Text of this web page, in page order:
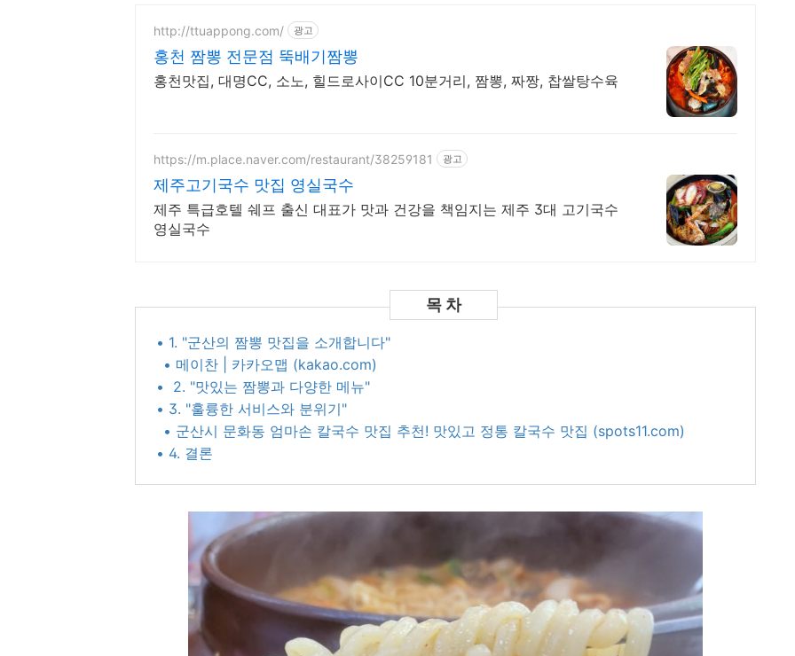
http://ttuappong.com/ 광고
홍천 짬뽕 전문점 뚝배기짬뽕
홍천맛집, 대명CC, 소노, 힐드로사이CC 10분거리, 짬뽕, 짜짱, 찹쌀탕수육
https://m.place.naver.com/restaurant/38259181 광고
제주고기국수 맛집 영실국수
제주 특급호텔 쉐프 출신 대표가 맛과 건강을 책임지는 제주 3대 고기국수
영실국수
• 1. "군산의 짬뽕 맛집을 소개합니다"
• 메이찬 | 카카오맵 (kakao.com)
• 2. "맛있는 짬뽕과 다양한 메뉴"
• 3. "훌륭한 서비스와 분위기"
• 군산시 문화동 엄마손 칼국수 맛집 추천! 맛있고 정통 칼국수 맛집 (spots11.com)
• 4. 결론